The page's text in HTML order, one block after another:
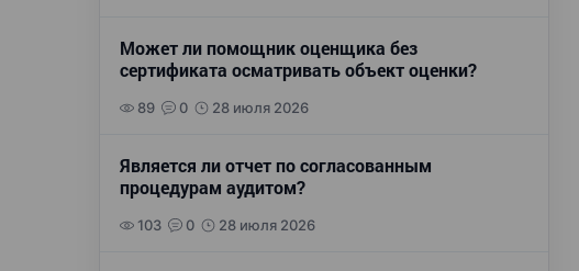
Может ли помощник оценщика без
сертификата осматривать объект оценки?
89 0 28 июля 2026
Является ли отчет по согласованным
процедурам аудитом?
103 0 28 июля 2026